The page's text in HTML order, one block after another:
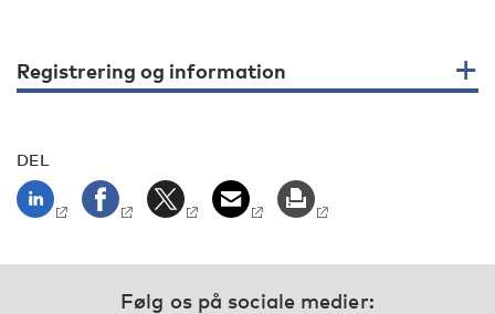
Registrering og information
DEL
Følg os på sociale medier: